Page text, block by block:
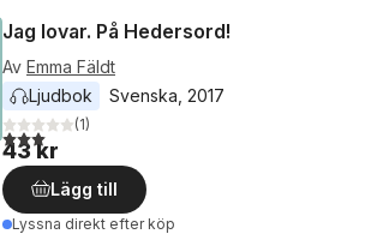
Jag lovar. På Hedersord!
Av Emma Fäldt
Ljudbok
Svenska 2017
3,0utav 5 stjärnor. Totalt antal röster:
(1)
43 kr
Lägg till
Lyssna direkt efter köp